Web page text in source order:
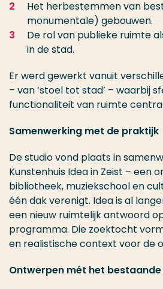
Het herbestemmen van
monumentale) gebouwen.
De rol van publieke ruimte
in de stad.
Er werd gewerkt vanuit
– van ‘stoel tot stad’ – waarbij
functionaliteit van ruimte
Samenwerking met de praktijk
De studio vond plaats in
Kunstenhuis Idea in Zeist – een
bibliotheek, muziekschool en
één dak verenigt. Idea is al
een nieuw ruimtelijk antwoord
programma. Die zoektocht
en realistische context voor de
Ontwerpen mét het bestaande